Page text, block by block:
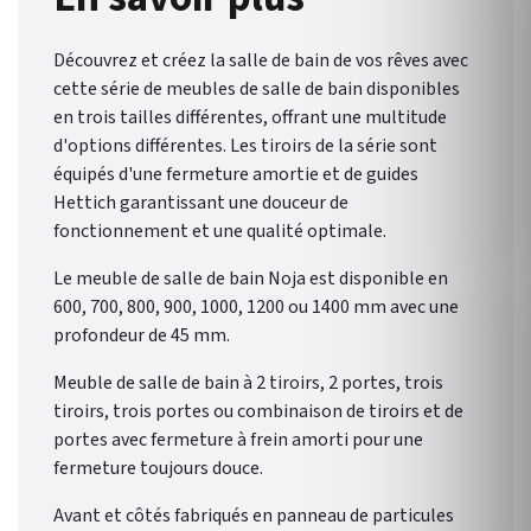
ressemble.
Découvrez et créez la salle de bain de vos rêves avec
cette série de meubles de salle de bain disponibles
en trois tailles différentes, offrant une multitude
d'options différentes. Les tiroirs de la série sont
équipés d'une fermeture amortie et de guides
Hettich garantissant une douceur de
fonctionnement et une qualité optimale.
Le meuble de salle de bain Noja est disponible en
600, 700, 800, 900, 1000, 1200 ou 1400 mm avec une
profondeur de 45 mm.
Meuble de salle de bain à 2 tiroirs, 2 portes, trois
tiroirs, trois portes ou combinaison de tiroirs et de
portes avec fermeture à frein amorti pour une
fermeture toujours douce.
Avant et côtés fabriqués en panneau de particules